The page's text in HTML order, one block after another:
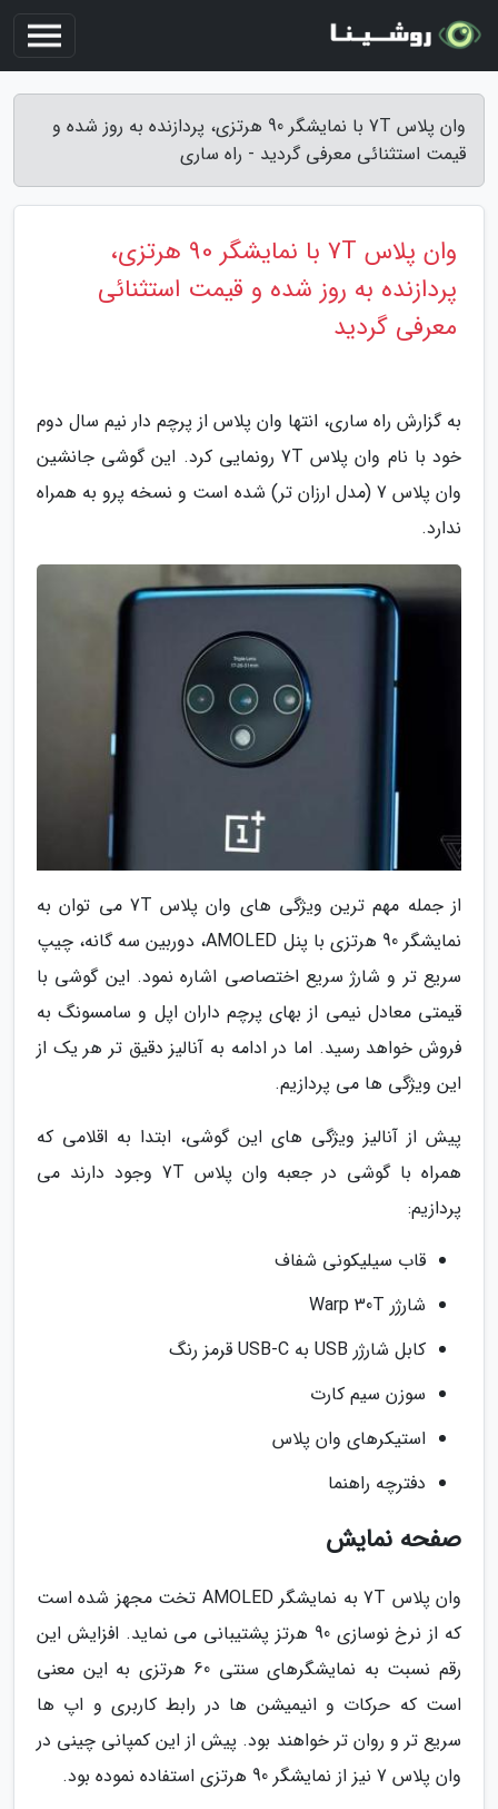
وان پلاس 7T با نمایشگر 90 هرتزی، پردازنده به روز شده و
قیمت استثنائی معرفی گردید - راه ساری
وان پلاس 7T با نمایشگر 90 هرتزی،
پردازنده به روز شده و قیمت استثنائی
معرفی گردید
به گزارش راه ساری، انتها وان پلاس از پرچم دار نیم سال دوم
خود با نام وان پلاس 7T رونمایی کرد. این گوشی جانشین
وان پلاس 7 (مدل ارزان تر) شده است و نسخه پرو به همراه
ندارد.
از جمله مهم ترین ویژگی های وان پلاس 7T می توان به
نمایشگر 90 هرتزی با پنل AMOLED، دوربین سه گانه، چیپ
سریع تر و شارژ سریع اختصاصی اشاره نمود. این گوشی با
قیمتی معادل نیمی از بهای پرچم داران اپل و سامسونگ به
فروش خواهد رسید. اما در ادامه به آنالیز دقیق تر هر یک از
این ویژگی ها می پردازیم.
پیش از آنالیز ویژگی های این گوشی، ابتدا به اقلامی که
همراه با گوشی در جعبه وان پلاس 7T وجود دارند می
پردازیم:
قاب سیلیکونی شفاف
شارژر Warp 30T
کابل شارژر USB به USB-C قرمز رنگ
سوزن سیم کارت
استیکرهای وان پلاس
دفترچه راهنما
صفحه نمایش
وان پلاس 7T به نمایشگر AMOLED تخت مجهز شده است
که از نرخ نوسازی 90 هرتز پشتیبانی می نماید. افزایش این
رقم نسبت به نمایشگرهای سنتی 60 هرتزی به این معنی
است که حرکات و انیمیشن ها در رابط کاربری و اپ ها
سریع تر و روان تر خواهند بود. پیش از این کمپانی چینی در
وان پلاس 7 نیز از نمایشگر 90 هرتزی استفاده نموده بود.